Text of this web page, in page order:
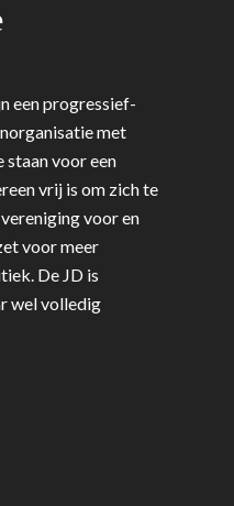
een progressief-
met
staan voor een
vrij is om zich te
voor en
voor meer
De JD is
wel volledig